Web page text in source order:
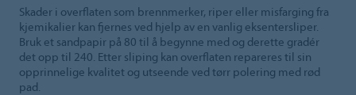
Skader i overflaten som brennmerker, riper eller misfarging fra
kjemikalier kan fjernes ved hjelp av en vanlig eksentersliper.
Bruk et sandpapir på 80 til å begynne med og derette gradér
det opp til 240. Etter sliping kan overflaten repareres til sin
opprinnelige kvalitet og utseende ved tørr polering med rød
pad.